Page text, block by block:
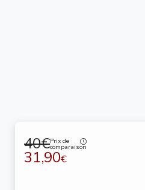
40€Prix de
comparaison
31,90€